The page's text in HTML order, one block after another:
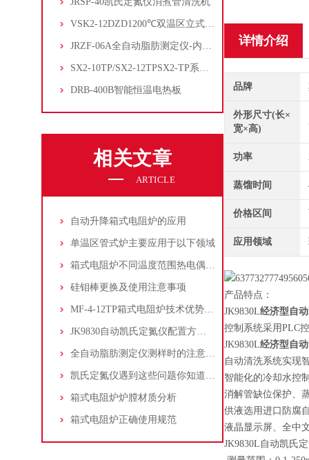
VSK2-12DZD1200℃双温区立式管式炉
JRZF-06A全自动脂肪测定仪-内置电子制冷系统
SX2-10TP/SX2-12TPSX2-TP系列经济型陶瓷纤维马弗炉
DRB-400B智能恒温电热板
相关文章
ARTICLE
自动升降箱式电阻炉的应用
单温区管式炉主要应用于以下领域
箱式电阻炉不同温度范围热电偶的配置选择
硅钼棒更换及使用注意事项
MF-4-12TP箱式电阻炉技术优势分析
JK9830自动凯氏定氮仪配置方案一
全自动脂肪测定仪测样时的注意事项
凯氏定氮仪遇到这些问题你知道答案吗
箱式电阻炉炉膛材质分析
箱式电阻炉正确使用规范
详情介绍
品牌
外形尺寸(长×
宽×高)
功率
蒸馏时间
价格区间
应用领域
产品特点：
JK9830L经济型自
控制系统采用PLC
JK9830L经济型自
自动清洗系统实现
智能化的冷却水控
消解管缺位保护、
供液选用进口防腐
液晶显示屏、全中
JK9830L自动凯氏